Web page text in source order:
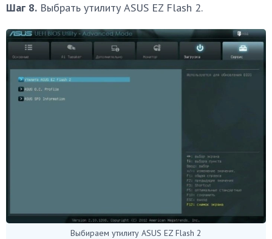
Шаг 8. Выбрать утилиту ASUS EZ Flash 2.
Выбираем утилиту ASUS EZ Flash 2